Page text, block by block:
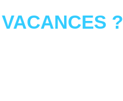
?